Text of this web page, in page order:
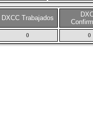
DXCC Trabajados
0 0